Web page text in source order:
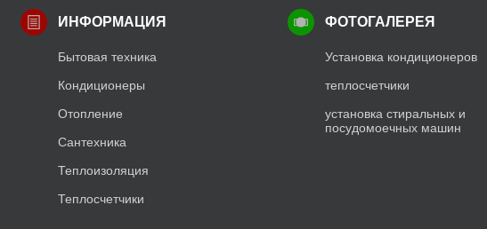
ИНФОРМАЦИЯ
Бытовая техника
Кондиционеры
Отопление
Сантехника
Теплоизоляция
Теплосчетчики
ФОТОГАЛЕРЕЯ
Установка кондиционеров
теплосчетчики
установка стиральных и
посудомоечных машин